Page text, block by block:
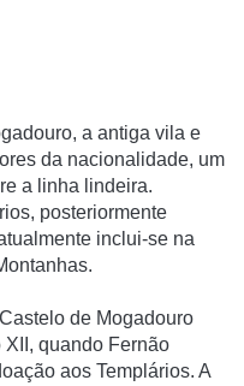
a antiga vila e
da nacionalidade, um
a linha lindeira.
posteriormente
inclui-se na
de Mogadouro
quando Fernão
aos Templários. A